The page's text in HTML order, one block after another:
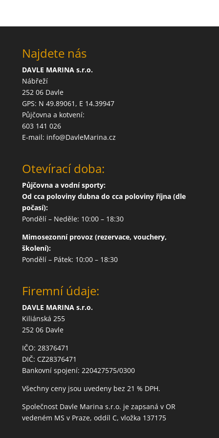
Najdete nás
DAVLE MARINA s.r.o.
Nábřeží
252 06 Davle
GPS: N 49.89061, E 14.39947
Půjčovna a kotvení:
603 141 026
E-mail: info@DavleMarina.cz
Otevírací doba:
Půjčovna a vodní sporty:
Od cca poloviny dubna do cca poloviny října (dle
počasí):
Pondělí – Neděle: 10:00 – 18:30
Mimosezonní provoz (rezervace, vouchery,
školení):
Pondělí – Pátek: 10:00 – 18:30
Firemní údaje:
DAVLE MARINA s.r.o.
Kiliánská 255
252 06 Davle
IČO: 28376471
DIČ: CZ28376471
Bankovní spojení: 220427575/0300
Všechny ceny jsou uvedeny bez 21 % DPH.
Společnost Davle Marina s.r.o. je zapsaná v OR
vedeném MS v Praze, oddíl C, vložka 137175